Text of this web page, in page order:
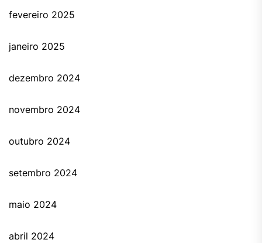
fevereiro 2025
janeiro 2025
dezembro 2024
novembro 2024
outubro 2024
setembro 2024
maio 2024
abril 2024